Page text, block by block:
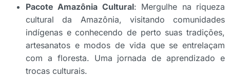
Pacote Amazônia Cultural: Mergulhe na riqueza
cultural da Amazônia, visitando comunidades
indígenas e conhecendo de perto suas tradições,
artesanatos e modos de vida que se entrelaçam
com a floresta. Uma jornada de aprendizado e
trocas culturais.